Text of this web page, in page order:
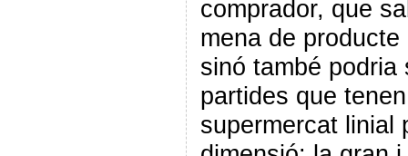
comprador, que
mena de
sinó també
partides que
supermercat linial